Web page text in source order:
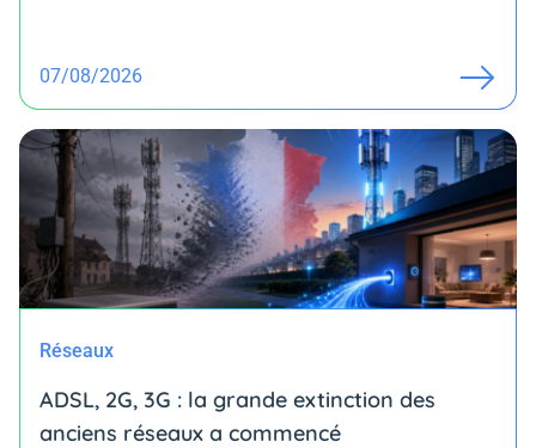
07/08/2026
Réseaux
ADSL, 2G, 3G : la grande extinction des
anciens réseaux a commencé